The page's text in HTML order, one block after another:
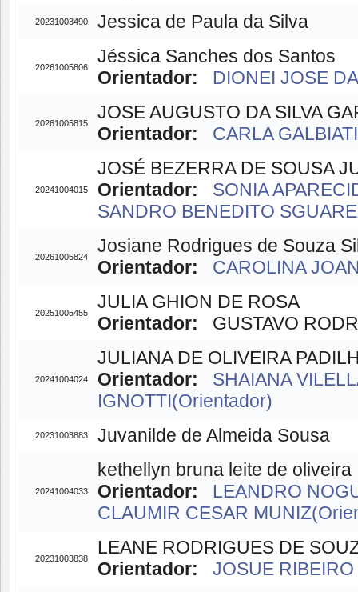
20231003490 Jessica de Paula da Silva
20261005806
Jéssica Sanches dos Santos
Orientador:
DIONEI JOSE
20261005815
JOSE AUGUSTO DA SILVA
Orientador:
CARLA
20241004015
JOSÉ BEZERRA DE SOUSA
Orientador:
SONIA
SANDRO BENEDITO
20261005824
Josiane Rodrigues de Souza
Orientador:
CAROLINA
20251005455
JULIA GHION DE ROSA
Orientador: GUSTAVO
20241004024
JULIANA DE OLIVEIRA
Orientador:
SHAIANA
IGNOTTI(Orientador)
20231003883 Juvanilde de Almeida Sousa
20241004033
kethellyn bruna leite de oliveira
Orientador:
LEANDRO
CLAUMIR CESAR
20231003838
LEANE RODRIGUES DE
Orientador:
JOSUE